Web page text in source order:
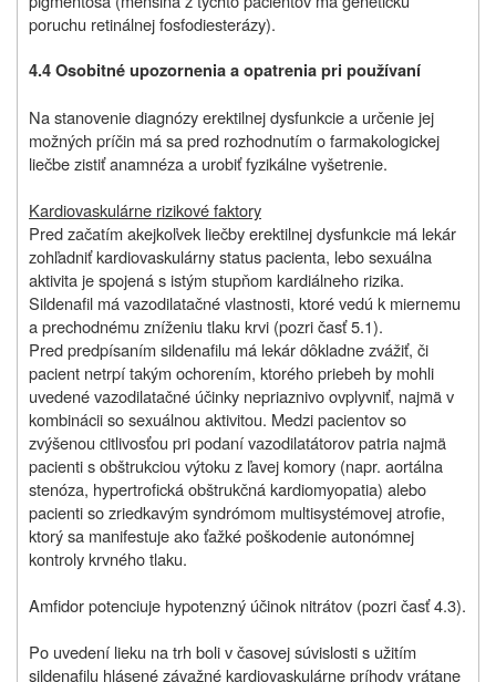
poruchu retinálnej fosfodiesterázy).
4.4 Osobitné upozornenia a opatrenia pri používaní
Na stanovenie diagnózy erektilnej dysfunkcie a určenie jej
možných príčin má sa pred rozhodnutím o farmakologickej
liečbe zistiť anamnéza a urobiť fyzikálne vyšetrenie.
Kardiovaskulárne rizikové faktory
Pred začatím akejkoľvek liečby erektilnej dysfunkcie má lekár
zohľadniť kardiovaskulárny status pacienta, lebo sexuálna
aktivita je spojená s istým stupňom kardiálneho rizika.
Sildenafil má vazodilatačné vlastnosti, ktoré vedú k miernemu
a prechodnému zníženiu tlaku krvi (pozri časť 5.1).
Pred predpísaním sildenafilu má lekár dôkladne zvážiť, či
pacient netrpí takým ochorením, ktorého priebeh by mohli
uvedené vazodilatačné účinky nepriaznivo ovplyvniť, najmä v
kombinácii so sexuálnou aktivitou. Medzi pacientov so
zvýšenou citlivosťou pri podaní vazodilatátorov patria najmä
pacienti s obštrukciou výtoku z ľavej komory (napr. aortálna
stenóza, hypertrofická obštrukčná kardiomyopatia) alebo
pacienti so zriedkavým syndrómom multisystémovej atrofie,
ktorý sa manifestuje ako ťažké poškodenie autonómnej
kontroly krvného tlaku.
Amfidor potenciuje hypotenzný účinok nitrátov (pozri časť 4.3).
Po uvedení lieku na trh boli v časovej súvislosti s užitím
sildenafilu hlásené závažné kardiovaskulárne príhody vrátane